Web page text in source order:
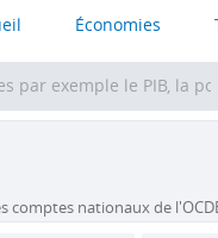
Économies
comptes nationaux de